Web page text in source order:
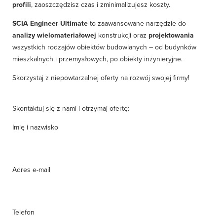
profili, zaoszczędzisz czas i zminimalizujesz koszty.
SCIA Engineer Ultimate to zaawansowane narzędzie do
analizy wielomateriałowej konstrukcji oraz projektowania
wszystkich rodzajów obiektów budowlanych – od budynków
mieszkalnych i przemysłowych, po obiekty inżynieryjne.
Skorzystaj z niepowtarzalnej oferty na rozwój swojej firmy!
Skontaktuj się z nami i otrzymaj ofertę:
Imię i nazwisko
Adres e-mail
Telefon